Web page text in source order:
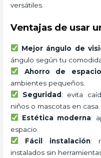
versátiles.
Ventajas de usar
Mejor ángulo de
ángulo según tu
Ahorro de espacio
ambientes pequeños.
Seguridad: evita
niños o mascotas en casa.
Estética moderna:
espacio.
Fácil instalación:
instalados sin